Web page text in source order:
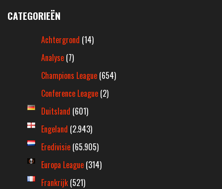
CATEGORIEËN
Achtergrond (14)
Analyse (7)
Champions League (654)
Conference League (2)
Duitsland (601)
Engeland (2.943)
Eredivisie (65.905)
Europa League (314)
Frankrijk (521)